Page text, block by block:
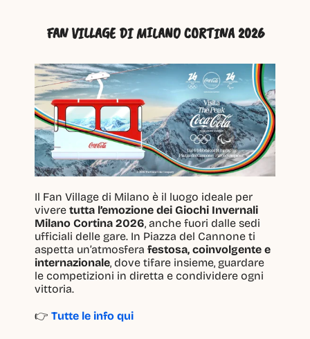
FAN VILLAGE DI MILANO CORTINA 2026
Il Fan Village di Milano è il luogo ideale per
vivere tutta l’emozione dei Giochi Invernali
Milano Cortina 2026, anche fuori dalle sedi
ufficiali delle gare. In Piazza del Cannone ti
aspetta un’atmosfera festosa, coinvolgente e
internazionale, dove tifare insieme, guardare
le competizioni in diretta e condividere ogni
vittoria.
👉 Tutte le info qui